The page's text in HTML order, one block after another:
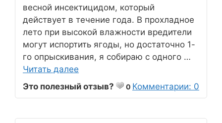
весной инсектицидом, который
действует в течение года. В прохладное
лето при высокой влажности вредители
могут испортить ягоды, но достаточно 1-
го опрыскивания, я собираю с одного …
Читать далее
Это полезный отзыв?
0 Комментарии: 0